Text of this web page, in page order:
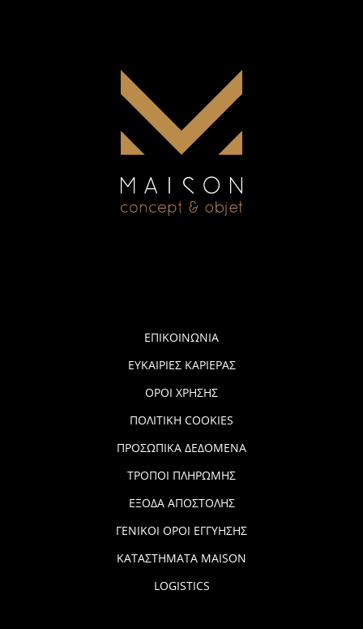
ΕΠΙΚΟΙΝΩΝΙΑ
ΕΥΚΑΙΡΙΕΣ ΚΑΡΙΕΡΑΣ
ΟΡΟΙ ΧΡΗΣΗΣ
ΠΟΛΙΤΙΚΗ COOKIES
ΠΡΟΣΩΠΙΚΑ ΔΕΔΟΜΕΝΑ
ΤΡΟΠΟΙ ΠΛΗΡΩΜΗΣ
ΕΞΟΔΑ ΑΠΟΣΤΟΛΗΣ
ΓΕΝΙΚΟΙ ΟΡΟΙ ΕΓΓΥΗΣΗΣ
ΚΑΤΑΣΤΗΜΑΤΑ MAISON
LOGISTICS